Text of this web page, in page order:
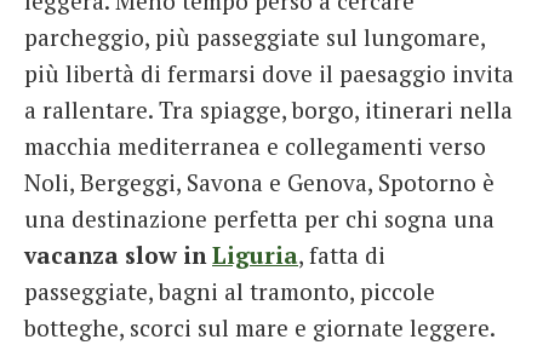
parcheggio, più passeggiate sul lungomare,
più libertà di fermarsi dove il paesaggio invita
a rallentare. Tra spiagge, borgo, itinerari nella
macchia mediterranea e collegamenti verso
Noli, Bergeggi, Savona e Genova, Spotorno è
una destinazione perfetta per chi sogna una
vacanza slow inLiguria, fatta di
passeggiate, bagni al tramonto, piccole
botteghe, scorci sul mare e giornate leggere.